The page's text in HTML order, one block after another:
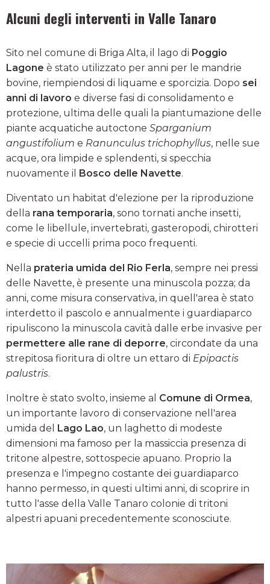
Alcuni degli interventi in Valle Tanaro
Sito nel comune di Briga Alta, il lago di Poggio
Lagone è stato utilizzato per anni per le mandrie
bovine, riempiendosi di liquame e sporcizia. Dopo sei
anni di lavoro e diverse fasi di consolidamento e
protezione, ultima delle quali la piantumazione delle
piante acquatiche autoctone Sparganium
angustifolium e Ranunculus trichophyllus, nelle sue
acque, ora limpide e splendenti, si specchia
nuovamente il Bosco delle Navette.
Diventato un habitat d'elezione per la riproduzione
della rana temporaria, sono tornati anche insetti,
come le libellule, invertebrati, gasteropodi, chirotteri
e specie di uccelli prima poco frequenti.
Nella prateria umida del Rio Ferla, sempre nei pressi
delle Navette, è presente una minuscola pozza; da
anni, come misura conservativa, in quell'area è stato
interdetto il pascolo e annualmente i guardiaparco
ripuliscono la minuscola cavità dalle erbe invasive per
permettere alle rane di deporre, circondate da una
strepitosa fioritura di oltre un ettaro di Epipactis
palustris.
Inoltre è stato svolto, insieme al Comune di Ormea,
un importante lavoro di conservazione nell'area
umida del Lago Lao, un laghetto di modeste
dimensioni ma famoso per la massiccia presenza di
tritone alpestre, sottospecie apuano. Proprio la
presenza e l'impegno costante dei guardiaparco
hanno permesso, in questi ultimi anni, di scoprire in
tutto l'asse della Valle Tanaro colonie di tritoni
alpestri apuani precedentemente sconosciute.